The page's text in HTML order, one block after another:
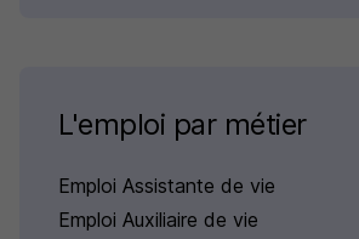
L'emploi par métier
Emploi Assistante de vie
Emploi Auxiliaire de vie